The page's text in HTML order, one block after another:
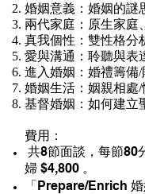
婚姻意義：婚姻的謎
兩代家庭：原生家庭
真我個性：雙性格分
愛與溝通：聆聽與表
進入婚姻：婚禮籌備/
婚姻生活：姻親相處
基督婚姻：如何建立
費用：
共8節面談，每節80
婦 $4,800 。
「Prepare/Enrich 婚